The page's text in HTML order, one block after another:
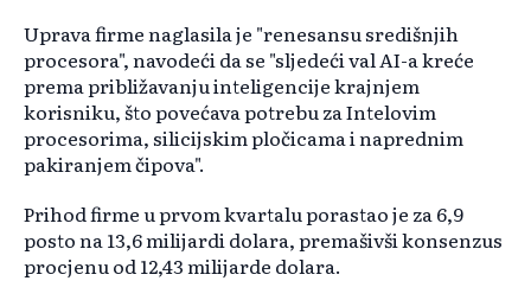
Uprava firme naglasila je "renesansu središnjih
procesora", navodeći da se "sljedeći val AI-a kreće
prema približavanju inteligencije krajnjem
korisniku, što povećava potrebu za Intelovim
procesorima, silicijskim pločicama i naprednim
pakiranjem čipova".
Prihod firme u prvom kvartalu porastao je za 6,9
posto na 13,6 milijardi dolara, premašivši konsenzus
procjenu od 12,43 milijarde dolara.